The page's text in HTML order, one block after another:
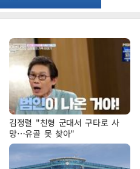
김정렬 "친형 군대서 구타로 사
망…유골 못 찾아"